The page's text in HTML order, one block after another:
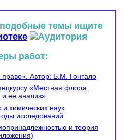
подобные темы ищите
работ:
Автор: Б.М. Гонгало
«Местная флора.
ее анализ»
химических наук:
исследований
и теория